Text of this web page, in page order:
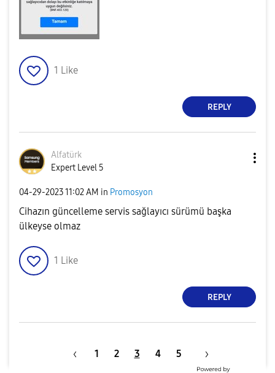
1 Like
REPLY
Alfatürk
Expert Level 5
‎04-29-202311:02 AM in Promosyon
Cihazın güncelleme servis sağlayıcı sürümü başka
ülkeyse olmaz
1 Like
REPLY
1 2 3 4 5